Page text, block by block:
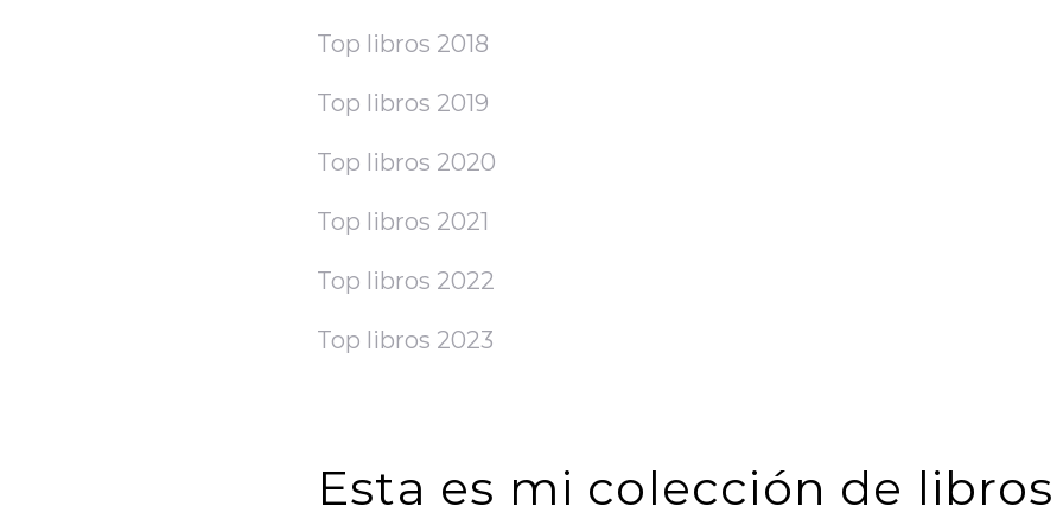
Top libros 2018
Top libros 2019
Top libros 2020
Top libros 2021
Top libros 2022
Top libros 2023
Esta es mi colección de libros